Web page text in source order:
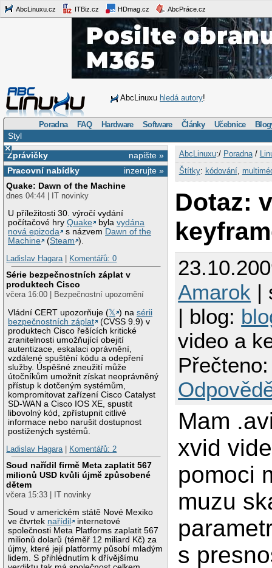
AbcLinuxu.cz ITBiz.cz HDmag.cz AbcPráce.cz
AbcLinuxu hledá autory!
Poradna FAQ Hardware Software Články Učebnice
Styl
×
napište »
Zprávičky
inzerujte »
Pracovní nabídky
Quake: Dawn of the Machine
dnes 04:44 | IT novinky
U příležitosti 30. výročí vydání
počítačové hryQuake bylavydána
nová epizoda
s názvem Dawn of the
Machine
(Steam ).
Ladislav Hagara| Komentářů: 0
Série bezpečnostních záplat v
produktech Cisco
včera 16:00 | Bezpečnostní upozornění
Vládní CERT upozorňuje (𝕏 ) nasérii
bezpečnostních záplat
(CVSS 9.9) v
produktech Cisco řešících kritické
zranitelnosti umožňující obejití
autentizace, eskalaci oprávnění,
vzdálené spuštění kódu a odepření
služby. Úspěšné zneužití může
útočníkům umožnit získat neoprávněný
přístup k dotčeným systémům,
kompromitovat zařízení Cisco Catalyst
SD-WAN a Cisco IOS XE, spustit
libovolný kód, zpřístupnit citlivé
informace nebo narušit dostupnost
postižených systémů.
Ladislav Hagara| Komentářů: 2
Soud nařídil firmě Meta zaplatit 567
milionů USD kvůli újmě způsobené
dětem
včera 15:33 | IT novinky
Soud v americkém státě Nové Mexiko
ve čtvrtek nařídil
internetové
společnosti Meta Platforms zaplatit 567
milionů dolarů (téměř 12 miliard Kč) za
újmy, které její platformy působí mladým
lidem. S přihlédnutím k dřívějšímu
AbcLinuxu:/ Poradna/
Štítky: kódování,
Dotaz:
Amarok |
| blog:
video a
Mam
xvid
pomoci
muzu
s